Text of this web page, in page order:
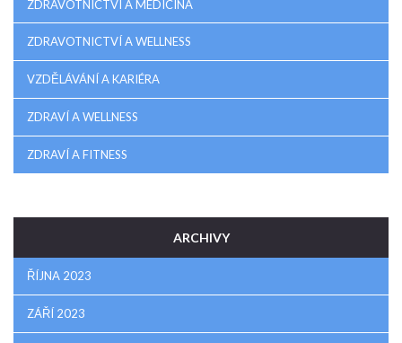
ZDRAVOTNICTVÍ A MEDICÍNA
ZDRAVOTNICTVÍ A WELLNESS
VZDĚLÁVÁNÍ A KARIÉRA
ZDRAVÍ A WELLNESS
ZDRAVÍ A FITNESS
ARCHIVY
ŘÍJNA 2023
ZÁŘÍ 2023